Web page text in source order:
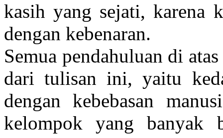
kasih yang sejati, karena
dengan kebenaran.
Semua pendahuluan di
dari tulisan ini, yaitu
dengan kebebasan
kelompok yang banyak